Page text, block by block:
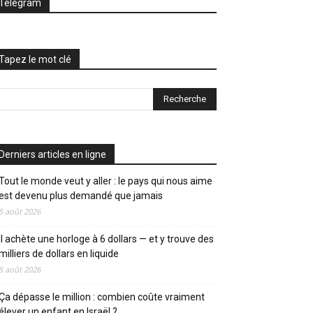
le mot clé
articles en ligne
le monde veut y aller : le pays qui nous aime
devenu plus demandé que jamais
août 2026
achète une horloge à 6 dollars — et y trouve des
de dollars en liquide
août 2026
dépasse le million : combien coûte vraiment